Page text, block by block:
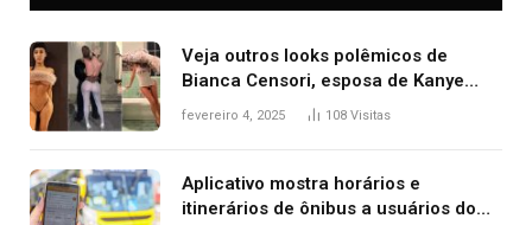
Veja outros looks polêmicos de
Bianca Censori, esposa de Kanye
West que apareceu nua no Grammy
fevereiro 4, 2025 108 Visitas
Aplicativo mostra horários e
itinerários de ônibus a usuários do